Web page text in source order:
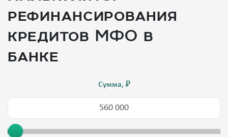
рефинансирования
кредитов МФО в
банке
Сумма, ₽